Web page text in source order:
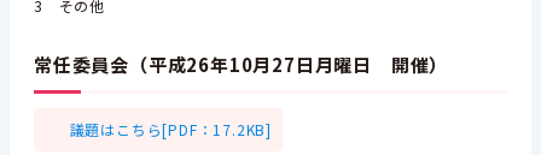
3 その他
常任委員会（平成26年10月27日月曜日 開催）
議題はこちら[PDF：17.2KB]